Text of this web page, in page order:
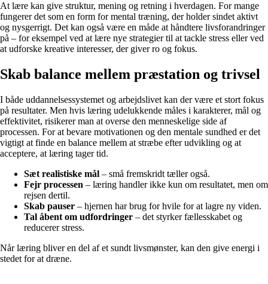
At lære kan give struktur, mening og retning i hverdagen. For mange
fungerer det som en form for mental træning, der holder sindet aktivt
og nysgerrigt. Det kan også være en måde at håndtere livsforandringer
på – for eksempel ved at lære nye strategier til at tackle stress eller ved
at udforske kreative interesser, der giver ro og fokus.
Skab balance mellem præstation og trivsel
I både uddannelsessystemet og arbejdslivet kan der være et stort fokus
på resultater. Men hvis læring udelukkende måles i karakterer, mål og
effektivitet, risikerer man at overse den menneskelige side af
processen. For at bevare motivationen og den mentale sundhed er det
vigtigt at finde en balance mellem at stræbe efter udvikling og at
acceptere, at læring tager tid.
Sæt realistiske mål – små fremskridt tæller også.
Fejr processen – læring handler ikke kun om resultatet, men om
rejsen dertil.
Skab pauser – hjernen har brug for hvile for at lagre ny viden.
Tal åbent om udfordringer – det styrker fællesskabet og
reducerer stress.
Når læring bliver en del af et sundt livsmønster, kan den give energi i
stedet for at dræne.